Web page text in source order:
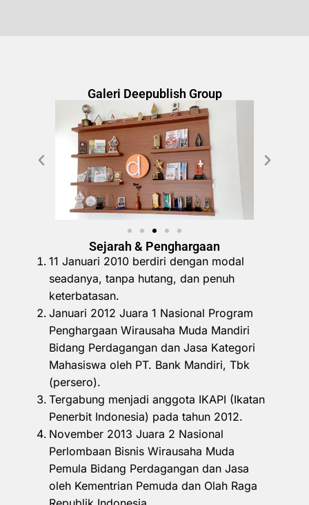
Galeri Deepublish Group
Sejarah & Penghargaan
11 Januari 2010 berdiri dengan modal
seadanya, tanpa hutang, dan penuh
keterbatasan.
Januari 2012 Juara 1 Nasional Program
Penghargaan Wirausaha Muda Mandiri
Bidang Perdagangan dan Jasa Kategori
Mahasiswa oleh PT. Bank Mandiri, Tbk
(persero).
Tergabung menjadi anggota IKAPI (Ikatan
Penerbit Indonesia) pada tahun 2012.
November 2013 Juara 2 Nasional
Perlombaan Bisnis Wirausaha Muda
Pemula Bidang Perdagangan dan Jasa
oleh Kementrian Pemuda dan Olah Raga